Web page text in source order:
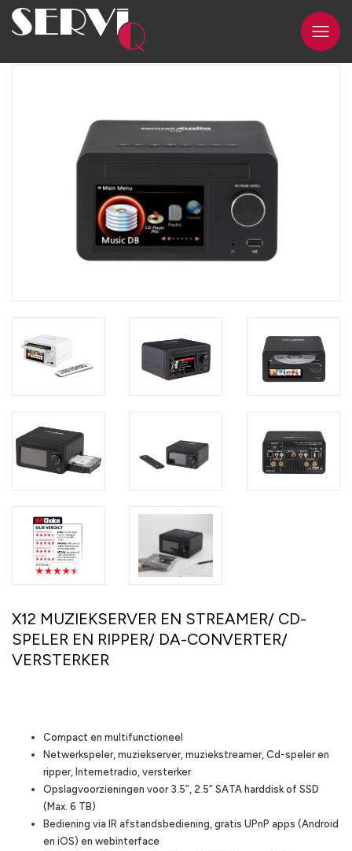
X12 MUZIEKSERVER EN STREAMER/ CD-
SPELER EN RIPPER/ DA-CONVERTER/
VERSTERKER
Compact en multifunctioneel
Netwerkspeler, muziekserver, muziekstreamer, Cd-speler en
ripper, Internetradio, versterker
Opslagvoorzieningen voor 3.5”, 2.5” SATA harddisk of SSD
(Max. 6 TB)
Bediening via IR afstandsbediening, gratis UPnP apps (Android
en iOS) en webinterface